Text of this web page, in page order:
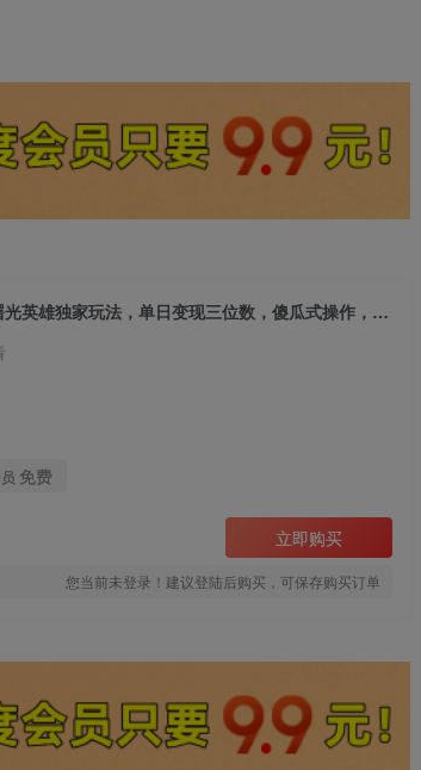
（10782期）抖音游戏搬砖，曙光英雄独家玩法，单日变现三位数，傻瓜式操作，小白一…
免费
立即购买
您当前未登录！建议登陆后购买，可保存购买订单